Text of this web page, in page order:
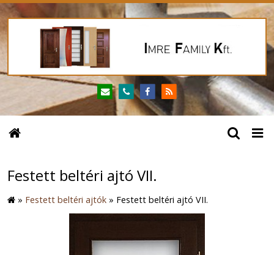
Festett beltéri ajtó VII.
» Festett beltéri ajtók » Festett beltéri ajtó VII.